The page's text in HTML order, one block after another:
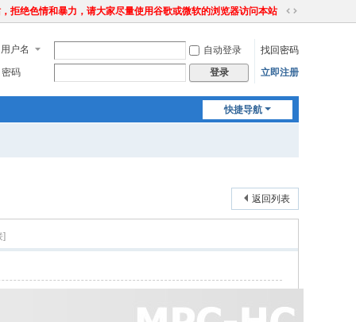
拒绝色情和暴力，请大家尽量使用谷歌或微软的浏览器访问本站
切
到
宽
用户名 自动登录
找回密码
密码
登录 立即注册
快捷导航
返回列表
]